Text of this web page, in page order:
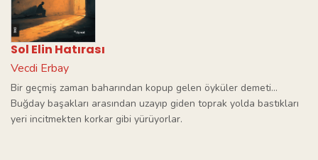
Sol Elin Hatırası
Vecdi Erbay
Bir geçmiş zaman baharından kopup gelen öyküler demeti…
Buğday başakları arasından uzayıp giden toprak yolda bastıkları
yeri incitmekten korkar gibi yürüyorlar.